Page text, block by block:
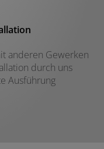
anderen Gewerken
durch uns
Ausführung